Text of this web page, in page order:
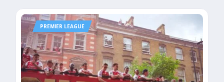
PREMIER LEAGUE